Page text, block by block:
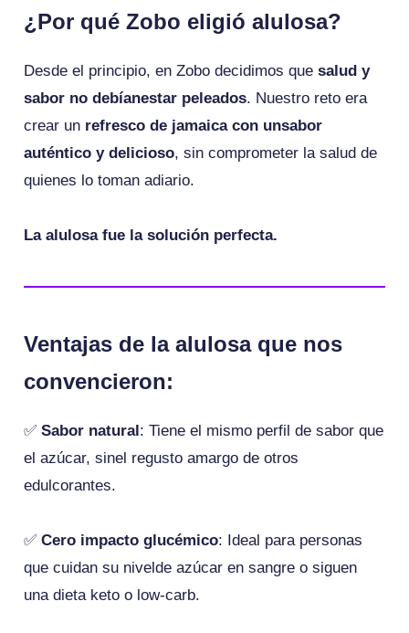
¿Por qué Zobo eligió alulosa?
Desde el principio, en Zobo decidimos quesalud y
sabor no debíanestar peleados. Nuestro reto era
crear un refresco de jamaica con unsabor
auténtico y delicioso, sin comprometer la salud de
quienes lo toman adiario.
La alulosa fue la solución perfecta.
Ventajas de la alulosa que nos
convencieron:
✅Sabor natural: Tiene el mismo perfil de sabor que
el azúcar, sinel regusto amargo de otros
edulcorantes.
✅Cero impacto glucémico: Ideal para personas
que cuidan su nivelde azúcar en sangre o siguen
una dieta keto o low-carb.